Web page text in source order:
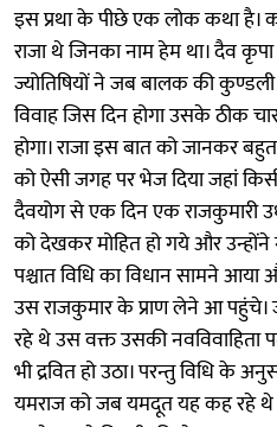
इस प्रथा के पीछे एक लोक कथा
राजा थे जिनका नाम हेम था। दैव कृपा
ज्योतिषियों ने जब बालक की
विवाह जिस दिन होगा उसके ठीक
होगा। राजा इस बात को जानकर
को ऐसी जगह पर भेज दिया जहां
दैवयोग से एक दिन एक राजकुमारी
को देखकर मोहित हो गये और उन्होंने
पश्चात विधि का विधान सामने
उस राजकुमार के प्राण लेने आ पहुंचे।
रहे थे उस वक्त उसकी नवविवाहिता
भी द्रवित हो उठा। परन्तु विधि के
यमराज को जब यमदूत यह कह रहे